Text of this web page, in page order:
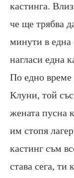
кастинга.
че ще трябва
минути в една
нагласи една
По едно
Клуни, той
жената пусна
им стопя
кастинг съм
става сега,